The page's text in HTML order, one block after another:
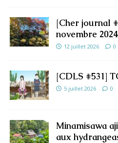
[Cher journal
novembre 2024
12 juillet 2026 0
[CDLS #531]
5 juillet 2026 0
Minamisawa
aux